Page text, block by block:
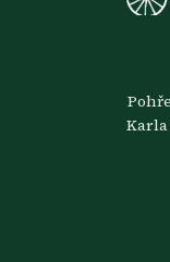
Karla